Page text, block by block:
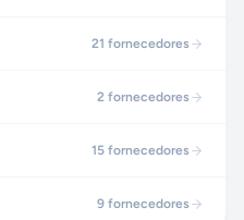
21 fornecedores
2 fornecedores
15 fornecedores
9 fornecedores